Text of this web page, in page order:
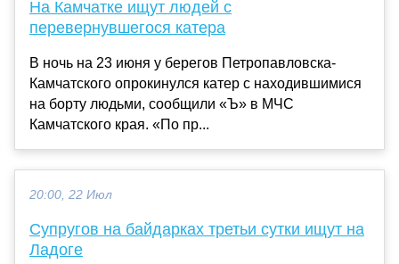
На Камчатке ищут людей с
перевернувшегося катера
В ночь на 23 июня у берегов Петропавловска-
Камчатского опрокинулся катер с находившимися
на борту людьми, сообщили «Ъ» в МЧС
Камчатского края. «По пр...
20:00, 22 Июл
Супругов на байдарках третьи сутки ищут на
Ладоге